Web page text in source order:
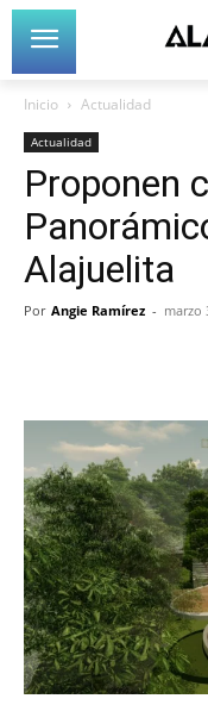
Inicio Actualidad
Actualidad
Proponen
Alajuelita
Por Angie Ramírez - marzo